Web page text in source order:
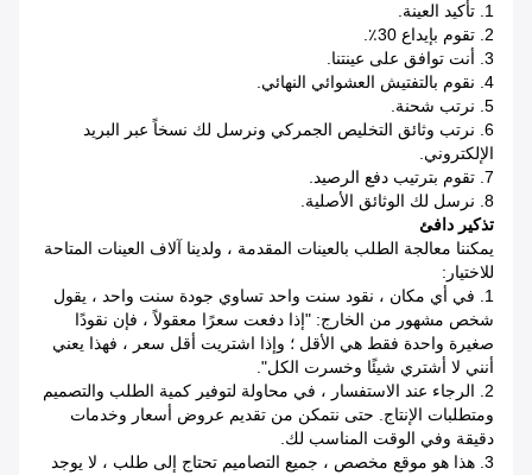
1. تأكيد العينة.
2. تقوم بإيداع 30٪.
3. أنت توافق على عينتنا.
4. نقوم بالتفتيش العشوائي النهائي.
5. نرتب شحنة.
6. نرتب وثائق التخليص الجمركي ونرسل لك نسخاً عبر البريد
الإلكتروني.
7. تقوم بترتيب دفع الرصيد.
8. نرسل لك الوثائق الأصلية.
تذكير دافئ
يمكننا معالجة الطلب بالعينات المقدمة ، ولدينا آلاف العينات المتاحة
للاختيار:
1. في أي مكان ، نقود سنت واحد تساوي جودة سنت واحد ، يقول
شخص مشهور من الخارج: "إذا دفعت سعرًا معقولاً ، فإن نقودًا
صغيرة واحدة فقط هي الأقل ؛ وإذا اشتريت أقل سعر ، فهذا يعني
أنني لا أشتري شيئًا وخسرت الكل".
2. الرجاء عند الاستفسار ، في محاولة لتوفير كمية الطلب والتصميم
ومتطلبات الإنتاج. حتى نتمكن من تقديم عروض أسعار وخدمات
دقيقة وفي الوقت المناسب لك.
3. هذا هو موقع مخصص ، جميع التصاميم تحتاج إلى طلب ، لا يوجد